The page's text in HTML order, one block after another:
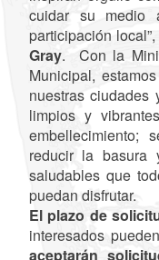
cuidar su medio
participación
Gray. Con la Mini
Municipal,
nuestras ciudades
limpios y
embellecimiento;
reducir la basura
saludables que
puedan disfrutar.
El plazo de
interesados
aceptarán